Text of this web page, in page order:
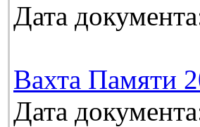
Дата
Вахта Памяти
Дата